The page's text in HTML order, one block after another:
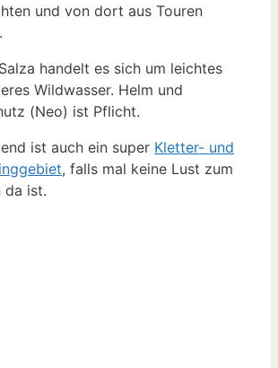
und von dort aus Touren
handelt es sich um leichtes
Wildwasser. Helm und
(Neo) ist Pflicht.
ist auch ein super Kletter- und
, falls mal keine Lust zum
da ist.